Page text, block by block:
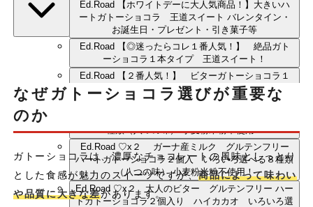
Ed.Road 【ホワイトデーに大人気商品！】大きいハ
ートガトーショコラ 王道スイート バレンタイン・
お誕生日・プレゼント・引き菓子等
Ed.Road 【◎迷ったらコレ１番人気！】 絶品ガト
ーショコラ１本タイプ 王道スイート！
Ed.Road 【２番人気！】 ビターガトーショコラ１
本タイプ ハイカカオ 大人ビター
Ed.Road ♡x２ アールグレイミルク グルテンフリ
種類（八つの味） 小麦粉米粉不使用！
Ed.Road ♡x２ ガーナ産ミルク グルテンフリー
ハートガトーショコラ２個入 いろいろ選べる８種類
（八つの味） 小麦粉米粉不使用！
Ed.Road ♡x２ 大人のビター グルテンフリー ハー
トガトーショコラ２個入り ハイカカオ いろいろ選
なぜガトーショコラ選びが重要な
のか
ガトーショコラは、濃厚なチョコレートの風味としっとり
とした食感が魅力のスイーツですが、商品によって味わい
や品質に大きな差があります。